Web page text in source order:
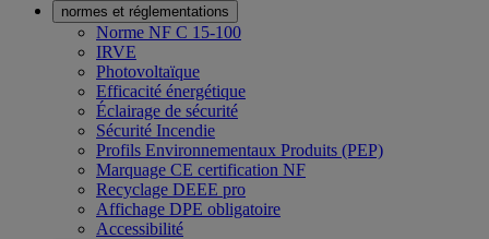
normes et réglementations
Norme NF C 15-100
IRVE
Photovoltaïque
Efficacité énergétique
Éclairage de sécurité
Sécurité Incendie
Profils Environnementaux Produits (PEP)
Marquage CE certification NF
Recyclage DEEE pro
Affichage DPE obligatoire
Accessibilité